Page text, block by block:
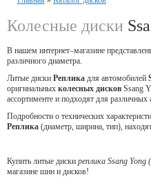
Колесные диски
В нашем интернет–магазине
различного диаметра.
Литые диски Реплика для автомобилей
оригинальных колесных дисков Ssang
ассортименте и подходят для
Подробности о технических
Реплика (диаметр, ширина, тип),
Купить литые диски реплика Ssang Yong
магазине шин и дисков!